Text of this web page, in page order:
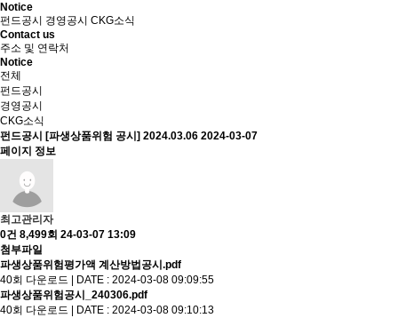
Notice
펀드공시
경영공시 CKG소식
Contact us
주소 및 연락처
Notice
전체
펀드공시
경영공시
CKG소식
펀드공시
[파생상품위험 공시] 2024.03.06 2024-03-07
페이지 정보
최고관리자
0건 8,499회 24-03-07 13:09
첨부파일
파생상품위험평가액 계산방법공시.pdf
40회 다운로드 | DATE : 2024-03-08 09:09:55
파생상품위험공시_240306.pdf
40회 다운로드 | DATE : 2024-03-08 09:10:13